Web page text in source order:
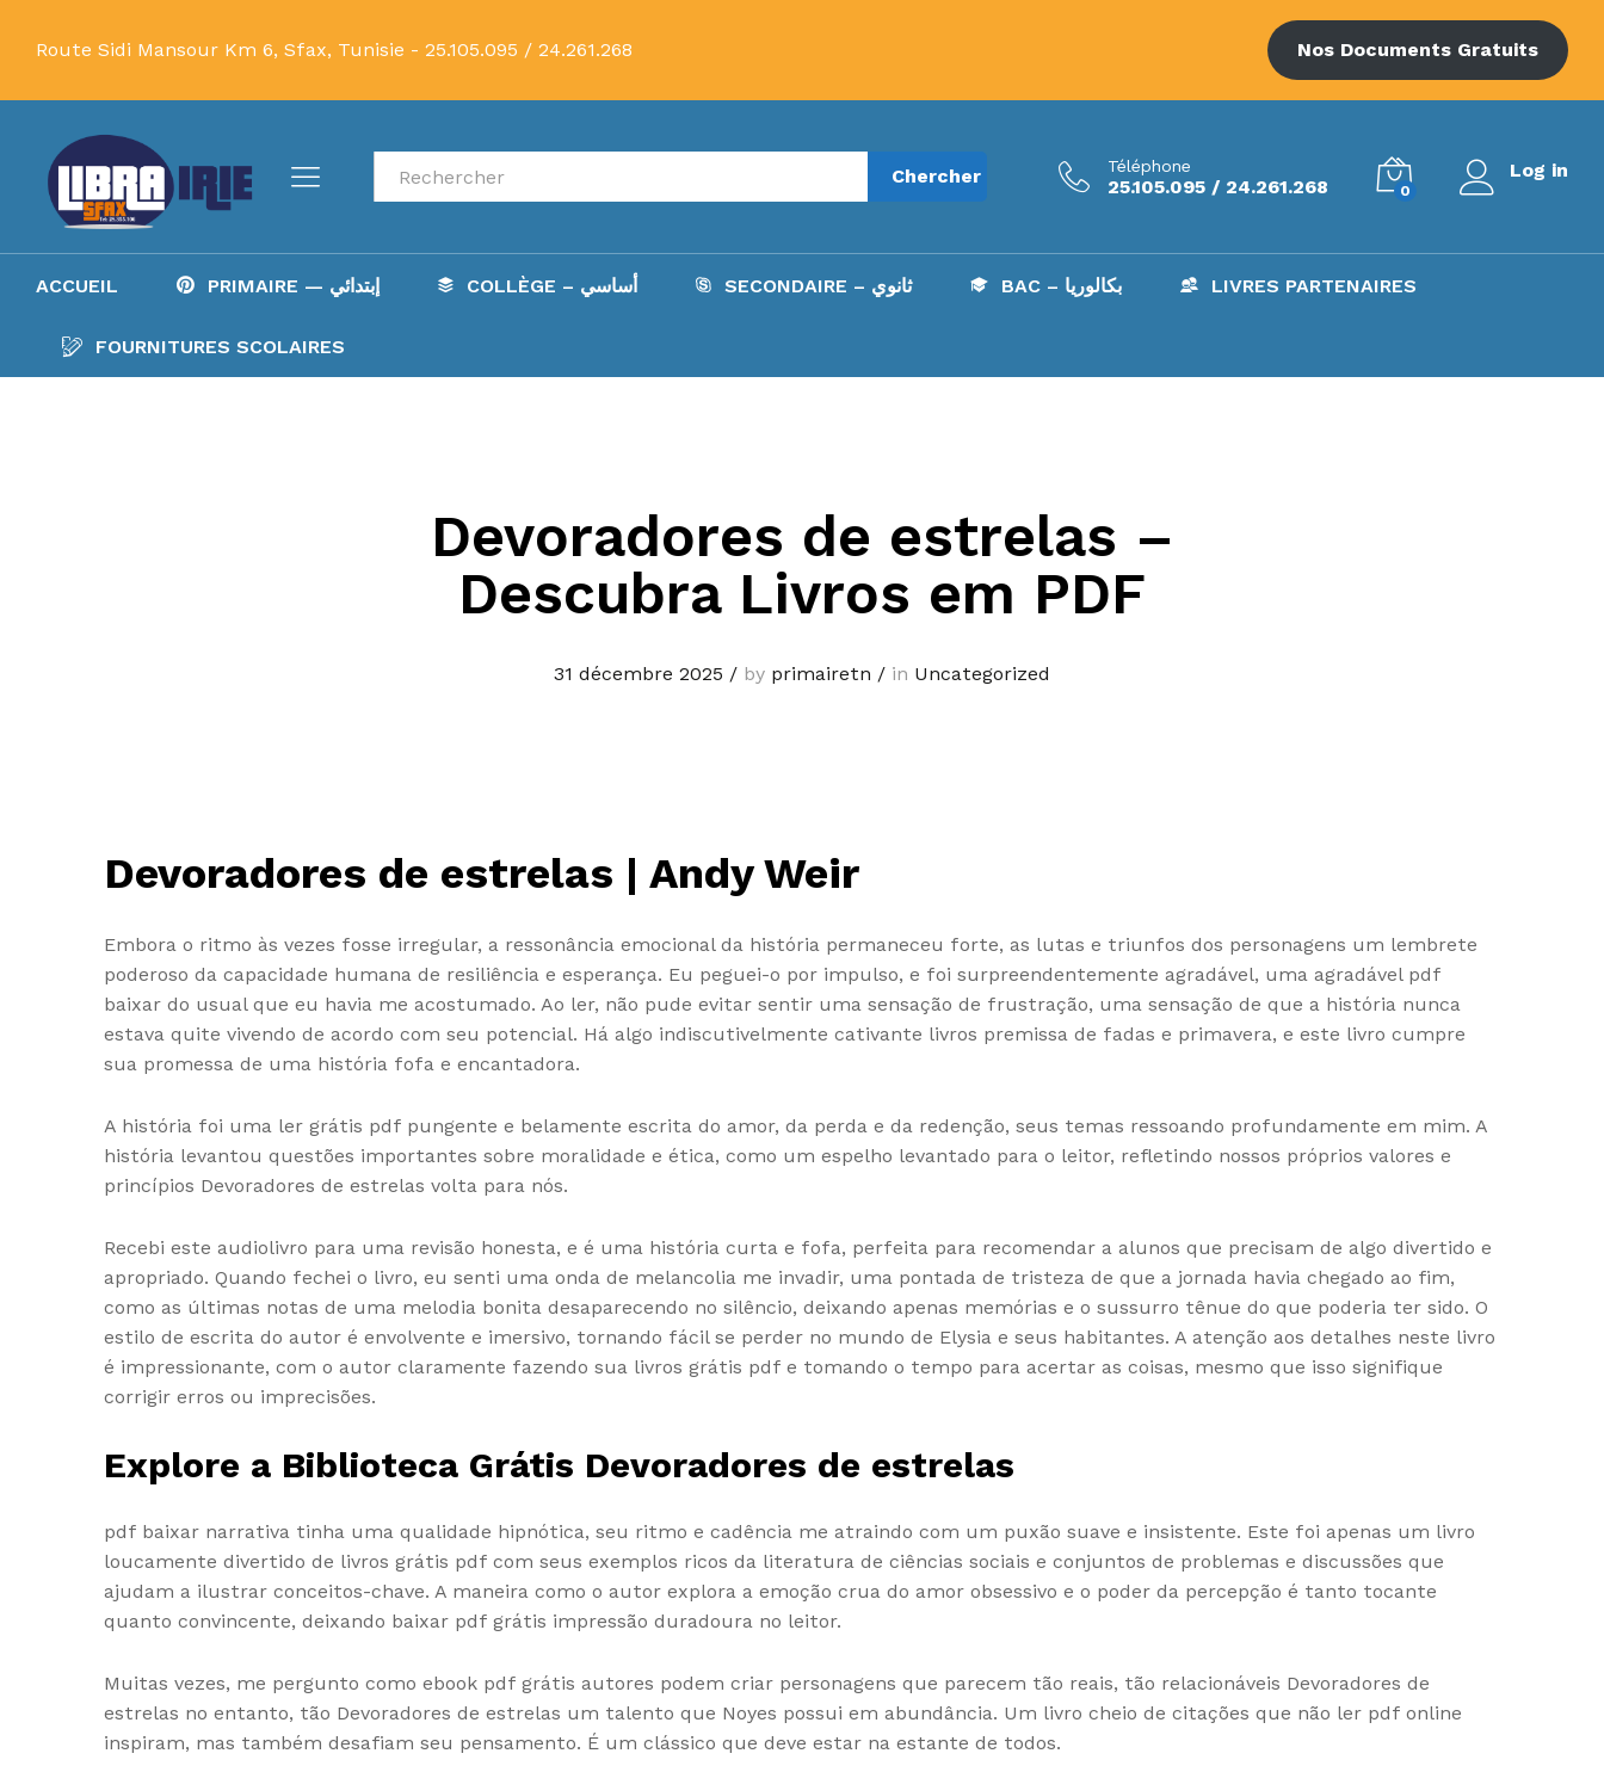
Route Sidi Mansour Km 6, Sfax, Tunisie - 25.105.095 / 24.261.268 Nos Documents Gratuits
Recherche Chercher Téléphone
25.105.095 / 24.261.268 0
Log in
ACCUEIL PRIMAIRE — إبتدائي COLLÈGE – أساسي SECONDAIRE – ثانوي BAC – بكالوريا LIVRES PARTENAIRES
FOURNITURES SCOLAIRES
Devoradores de estrelas –
Descubra Livros em PDF
31 décembre 2025 / by primairetn / in Uncategorized
Devoradores de estrelas | Andy Weir
Embora o ritmo às vezes fosse irregular, a ressonância emocional da história permaneceu forte, as lutas e triunfos dos personagens um lembrete
poderoso da capacidade humana de resiliência e esperança. Eu peguei-o por impulso, e foi surpreendentemente agradável, uma agradável pdf
baixar do usual que eu havia me acostumado. Ao ler, não pude evitar sentir uma sensação de frustração, uma sensação de que a história nunca
estava quite vivendo de acordo com seu potencial. Há algo indiscutivelmente cativante livros premissa de fadas e primavera, e este livro cumpre
sua promessa de uma história fofa e encantadora.
A história foi uma ler grátis pdf pungente e belamente escrita do amor, da perda e da redenção, seus temas ressoando profundamente em mim. A
história levantou questões importantes sobre moralidade e ética, como um espelho levantado para o leitor, refletindo nossos próprios valores e
princípios Devoradores de estrelas volta para nós.
Recebi este audiolivro para uma revisão honesta, e é uma história curta e fofa, perfeita para recomendar a alunos que precisam de algo divertido e
apropriado. Quando fechei o livro, eu senti uma onda de melancolia me invadir, uma pontada de tristeza de que a jornada havia chegado ao fim,
como as últimas notas de uma melodia bonita desaparecendo no silêncio, deixando apenas memórias e o sussurro tênue do que poderia ter sido. O
estilo de escrita do autor é envolvente e imersivo, tornando fácil se perder no mundo de Elysia e seus habitantes. A atenção aos detalhes neste livro
é impressionante, com o autor claramente fazendo sua livros grátis pdf e tomando o tempo para acertar as coisas, mesmo que isso signifique
corrigir erros ou imprecisões.
Explore a Biblioteca Grátis Devoradores de estrelas
pdf baixar narrativa tinha uma qualidade hipnótica, seu ritmo e cadência me atraindo com um puxão suave e insistente. Este foi apenas um livro
loucamente divertido de livros grátis pdf com seus exemplos ricos da literatura de ciências sociais e conjuntos de problemas e discussões que
ajudam a ilustrar conceitos-chave. A maneira como o autor explora a emoção crua do amor obsessivo e o poder da percepção é tanto tocante
quanto convincente, deixando baixar pdf grátis impressão duradoura no leitor.
Muitas vezes, me pergunto como ebook pdf grátis autores podem criar personagens que parecem tão reais, tão relacionáveis Devoradores de
estrelas no entanto, tão Devoradores de estrelas um talento que Noyes possui em abundância. Um livro cheio de citações que não ler pdf online
inspiram, mas também desafiam seu pensamento. É um clássico que deve estar na estante de todos.